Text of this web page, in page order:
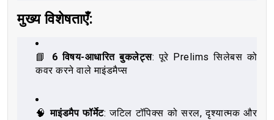
मुख्य विशेषताएँ:
📘 6 विषय-आधारित बुकलेट्स: पूरे Prelims सिलेबस को
कवर करने वाले माइंडमैप्स
🧠माइंडमैप फॉर्मेट: जटिल टॉपिक्स को सरल, दृश्यात्मक और